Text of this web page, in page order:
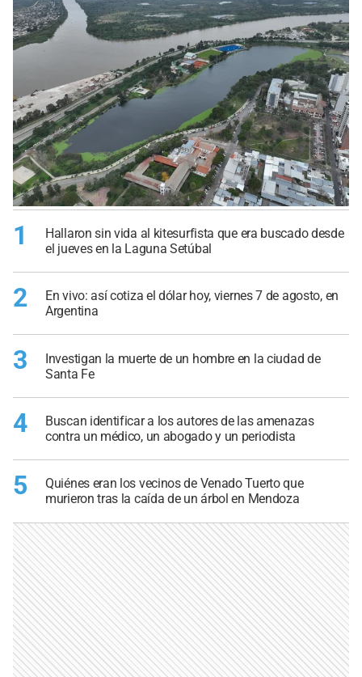
1
Hallaron sin vida al kitesurfista que era buscado desde
el jueves en la Laguna Setúbal
2
En vivo: así cotiza el dólar hoy, viernes 7 de agosto, en
Argentina
3
Investigan la muerte de un hombre en la ciudad de
Santa Fe
4
Buscan identificar a los autores de las amenazas
contra un médico, un abogado y un periodista
5
Quiénes eran los vecinos de Venado Tuerto que
murieron tras la caída de un árbol en Mendoza